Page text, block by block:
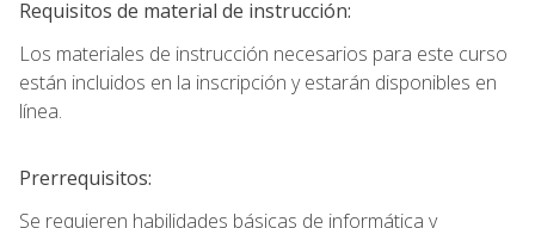
Requisitos de material de instrucción:
Los materiales de instrucción necesarios para este curso
están incluidos en la inscripción y estarán disponibles en
línea.
Prerrequisitos:
Se requieren habilidades básicas de informática y